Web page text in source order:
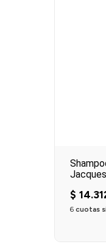
$ 14.
6cuotas